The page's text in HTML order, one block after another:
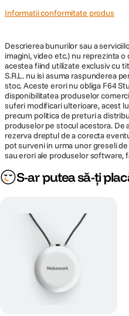
Informatii conformitate produs
Descrierea bunurilor sau a
imagini, video etc.) nu reprezinta
acestea fiind utilizate exclusiv cu
S.R.L. nu isi asuma raspunderea
stoc. Aceste erori nu obliga F64
disponibilitatea produselor
suferi modificari ulterioare, acest
precum politica de preturi a
produselor pe stocul acestora. De
rezerva dreptul de a corecta
pot surveni in urma unor greseli
sau erori ale produselor software,
S-ar putea să-ți